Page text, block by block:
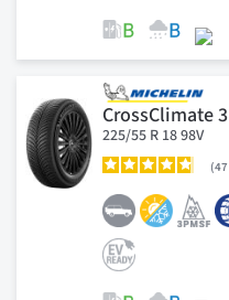
CrossClimate 3
225/55 R 18 98V
47